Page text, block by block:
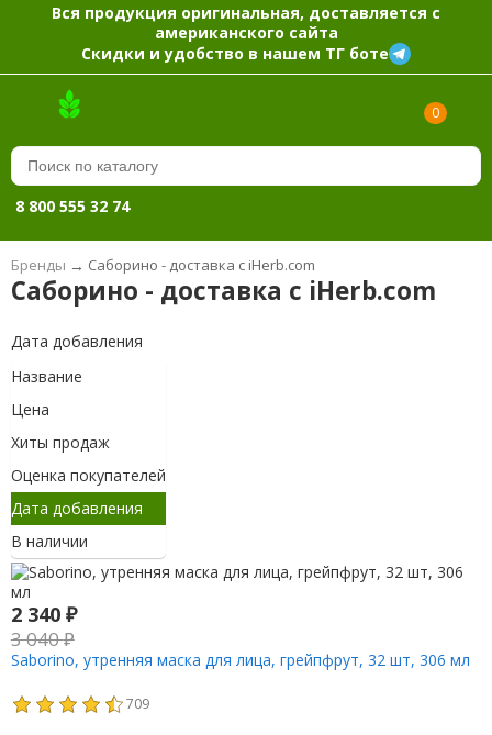
Вся продукция оригинальная, доставляется с
американского сайта
Скидки и удобство в нашем ТГ боте
0
8 800 555 32 74
Бренды → Саборино - доставка с iHerb.com
Саборино - доставка с iHerb.com
Дата добавления
Название
Цена
Хиты продаж
Оценка покупателей
Дата добавления
В наличии
2 340 ₽
3 040₽
Saborino, утренняя маска для лица, грейпфрут, 32 шт, 306 мл
709